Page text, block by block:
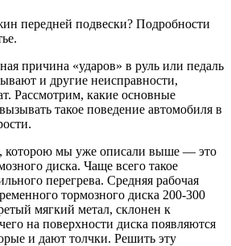
передней подвески? Подробности
причина «ударов» в руль или педаль
и другие неисправности,
Рассмотрим, какие основные
такое поведение автомобиля в
которою мы уже описали выше — это
диска. Чаще всего такое
перегрева. Средняя рабочая
тормозного диска 200-300
мягкий метал, склонен к
на поверхности диска появляются
и дают толчки. Решить эту